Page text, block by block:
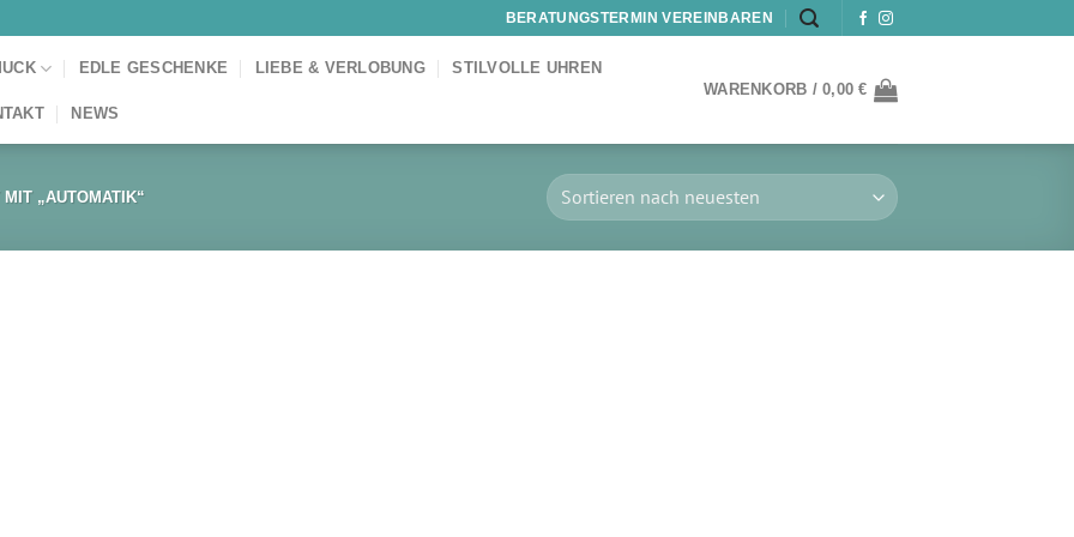
BERATUNGSTERMIN VEREINBAREN
EDLE GESCHENKE LIEBE & VERLOBUNG STILVOLLE UHREN
NEWS
WARENKORB /0,00€
„AUTOMATIK“